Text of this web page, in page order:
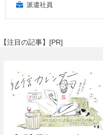
派遣社員
【注目の記事】[PR]